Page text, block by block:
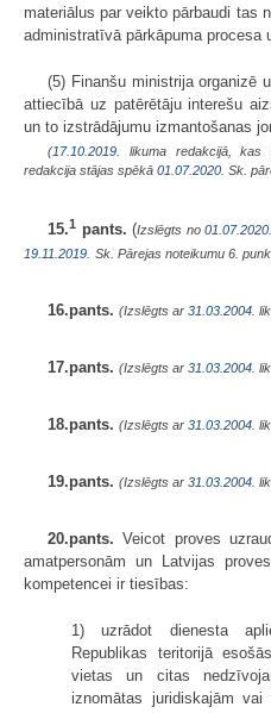
materiālus par veikto pārbaudi tas
administratīvā pārkāpuma procesa
(5) Finanšu ministrija organizē
attiecībā uz patērētāju interešu
un to izstrādājumu izmantošanas
(17.10.2019 . likuma redakcijā,
redakcija stājas spēkā 01.07.2020. Sk.
15.1 pants. (Izslēgts no 01.07.2020.
19.11.2019. Sk. Pārejas noteikumu 6.
16.pants. (Izslēgts ar 31.03.2004 .
17.pants. (Izslēgts ar 31.03.2004 .
18.pants. (Izslēgts ar 31.03.2004 .
19.pants. (Izslēgts ar 31.03.2004 .
20.pants. Veicot proves
amatpersonām un Latvijas
kompetencei ir tiesības:
1) uzrādot dienesta
Republikas teritorijā
vietas un citas
iznomātas juridiskajām